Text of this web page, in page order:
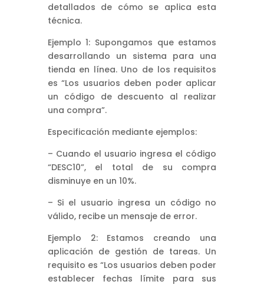
detallados de cómo se aplica esta
técnica.
Ejemplo 1: Supongamos que estamos
desarrollando un sistema para una
tienda en línea. Uno de los requisitos
es “Los usuarios deben poder aplicar
un código de descuento al realizar
una compra”.
Especificación mediante ejemplos:
– Cuando el usuario ingresa el código
“DESC10”, el total de su compra
disminuye en un 10%.
– Si el usuario ingresa un código no
válido, recibe un mensaje de error.
Ejemplo 2: Estamos creando una
aplicación de gestión de tareas. Un
requisito es “Los usuarios deben poder
establecer fechas límite para sus